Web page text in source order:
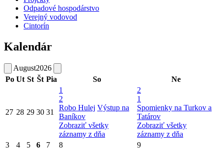
Odpadové hospodárstvo
Verejný vodovod
Cintorín
Kalendár
August2026
Po Ut St Št Pia So Ne
27 28 29 30 31
1
2
Robo Hulej Výstup na
Baníkov
Zobraziť všetky
záznamy z dňa
2
1
Spomienky na Turkov a
Tatárov
Zobraziť všetky
záznamy z dňa
3
4 5 6 7 8
9